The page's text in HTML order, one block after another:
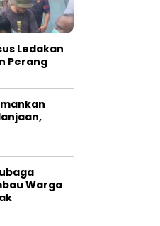
Ledakan
Perang
Warga